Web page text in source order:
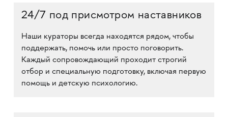
24/7 под присмотром наставников
Наши кураторы всегда находятся рядом, чтобы
поддержать, помочь или просто поговорить.
Каждый сопровождающий проходит строгий
отбор и специальную подготовку, включая первую
помощь и детскую психологию.